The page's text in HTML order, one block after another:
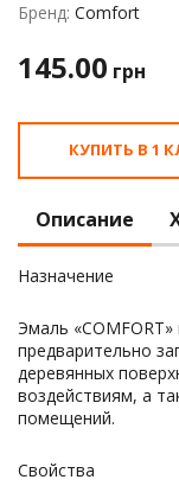
Бренд: Comfort
145.00 грн
КУПИТЬ В 1
Описание
Назначение
Эмаль
предварительно
деревянных
воздействиям, а
помещений.
Свойства